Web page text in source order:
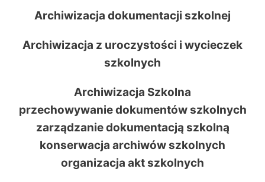
Archiwizacja dokumentacji szkolnej
Archiwizacja z uroczystości i wycieczek
szkolnych
Archiwizacja Szkolna
przechowywanie dokumentów szkolnych
zarządzanie dokumentacją szkolną
konserwacja archiwów szkolnych
organizacja akt szkolnych